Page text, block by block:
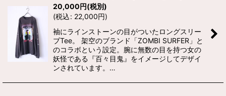
20,000円(税別)
(税込: 22,000円)
袖にラインストーンの目がついたロングスリー
ブTee。 架空のブランド「ZOMBI SURFER」と
のコラボという設定。腕に無数の目を持つ女の
妖怪である『百々目鬼』をイメージしてデザイ
ンされています。…